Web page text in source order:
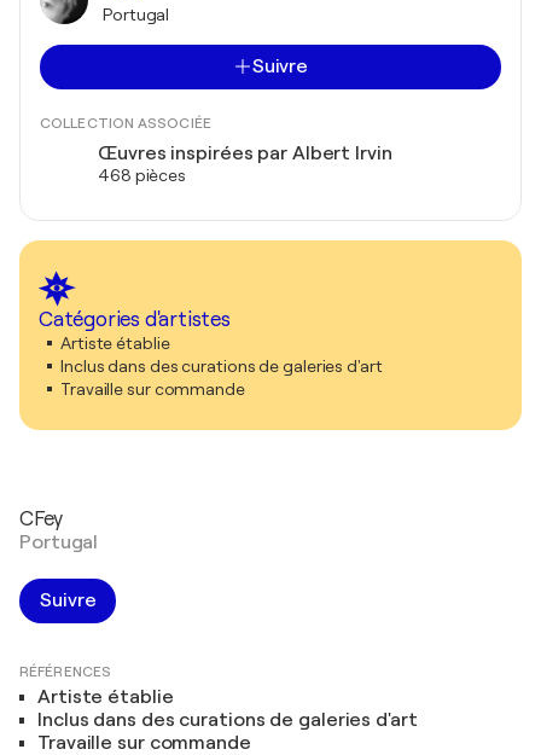
Portugal
Suivre
COLLECTION ASSOCIÉE
Œuvres inspirées par Albert Irvin
468 pièces
Catégories d'artistes
Artiste établie
Inclus dans des curations de galeries d'art
Travaille sur commande
CFey
Portugal
Suivre
RÉFÉRENCES
Artiste établie
Inclus dans des curations de galeries d'art
Travaille sur commande